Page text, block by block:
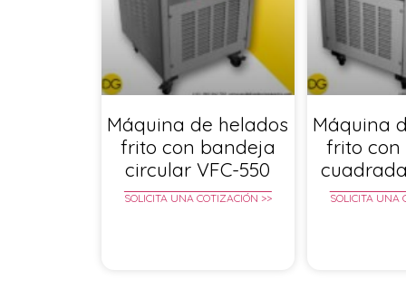
Máquina de helados
frito con bandeja
circular VFC-550
SOLICITA UNA COTIZACIÓN >>
Máquina
frito
SOLICITA UNA